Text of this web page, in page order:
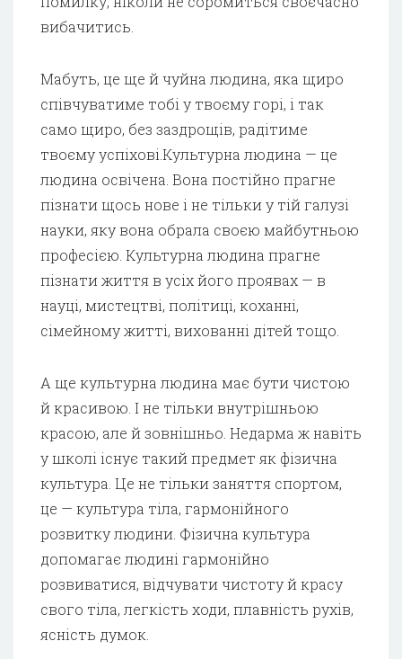
вибачитись.
Мабуть, це ще й чуйна людина, яка щиро
співчуватиме тобі у твоєму горі, і так
само щиро, без заздрощів, радітиме
твоєму успіхові.Культурна людина — це
людина освічена. Вона постійно прагне
пізнати щось нове і не тільки у тій галузі
науки, яку вона обрала своєю майбутньою
професією. Культурна людина прагне
пізнати життя в усіх його проявах — в
науці, мистецтві, політиці, коханні,
сімейному житті, вихованні дітей тощо.
А ще культурна людина має бути чистою
й красивою. І не тільки внутрішньою
красою, але й зовнішньо. Недарма ж навіть
у школі існує такий предмет як фізична
культура. Це не тільки заняття спортом,
це — культура тіла, гармонійного
розвитку людини. Фізична культура
допомагає людині гармонійно
розвиватися, відчувати чистоту й красу
свого тіла, легкість ходи, плавність рухів,
ясність думок.